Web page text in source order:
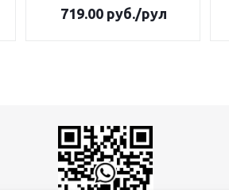
719.00руб./рул